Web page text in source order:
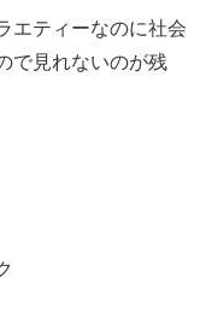
エティーなのに社会
で見れないのが残